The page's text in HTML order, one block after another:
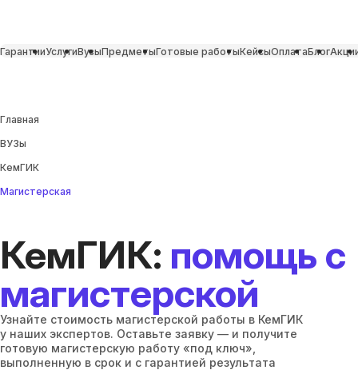
ГарантииУслугиВузыПредметыГотовые работыКейсыОплатаБлог
Главная
ВУЗы
КемГИК
Магистерская
КемГИК: помощь с
магистерской
Узнайте стоимость магистерской работы в КемГИК
у наших экспертов. Оставьте заявку — и получите
готовую магистерскую работу «под ключ»,
выполненную в срок и с гарантией результата